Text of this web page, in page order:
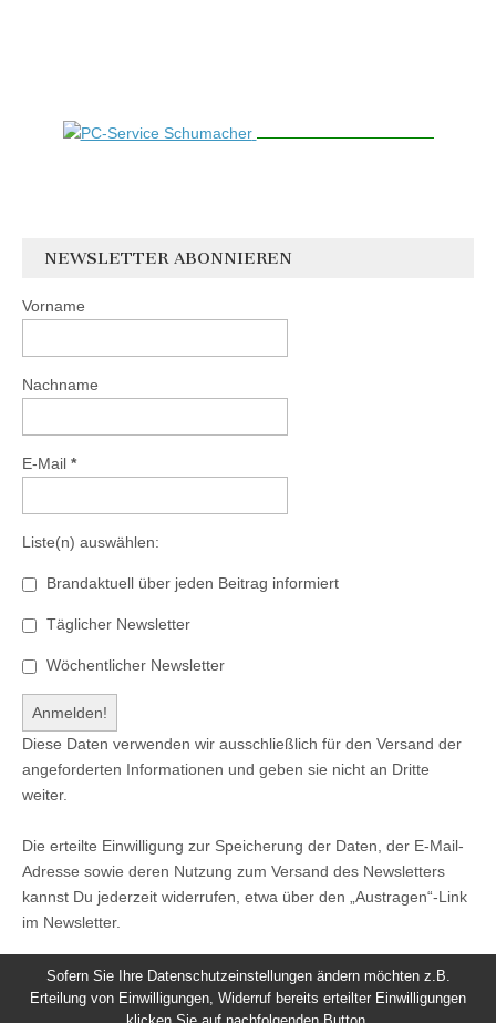
NEWSLETTER ABONNIEREN
Vorname
Nachname
E-Mail *
Liste(n) auswählen:
Brandaktuell über jeden Beitrag informiert
Täglicher Newsletter
Wöchentlicher Newsletter
Diese Daten verwenden wir ausschließlich für den Versand der
angeforderten Informationen und geben sie nicht an Dritte
weiter.
Die erteilte Einwilligung zur Speicherung der Daten, der E-Mail-
Adresse sowie deren Nutzung zum Versand des Newsletters
kannst Du jederzeit widerrufen, etwa über den „Austragen“-Link
im Newsletter.
Sofern Sie Ihre Datenschutzeinstellungen ändern möchten z.B.
Erteilung von Einwilligungen, Widerruf bereits erteilter Einwilligungen